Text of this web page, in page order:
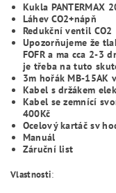
Kukla PANTERMAX
Láhev CO2+nápň
Redukční ventil CO2
Upozorňujeme že
FOFR a ma cca 2-3
je třeba na tuto
3m hořákMB-15AK
Kabel s držákem
Kabel se zemnící
400Kč
Ocelový kartáč sv
Manuál
Záruční list
Vlastnosti: